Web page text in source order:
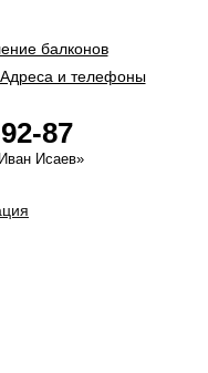
балконов
Адреса и телефоны
87
Исаев»